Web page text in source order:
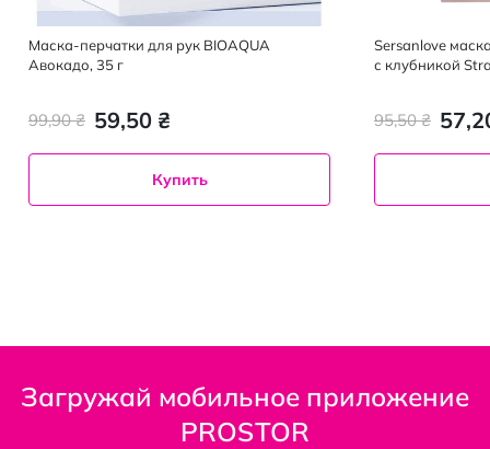
Маска-перчатки для рук BIOAQUA
Авокадо, 35 г
59,50 ₴
99,90 ₴
Купить
Sersanlove
с клубникой
95,50 ₴
Загружай мобильное приложение
PROSTOR